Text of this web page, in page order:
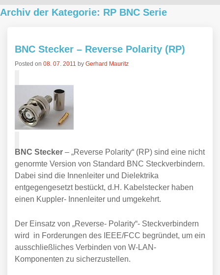
Archiv der Kategorie: RP BNC Serie
BNC Stecker – Reverse Polarity (RP)
Posted on 08. 07. 2011 by Gerhard Mauritz
BNC Stecker – „Reverse Polarity“ (RP) sind eine nicht
genormte Version von Standard BNC Steckverbindern.
Dabei sind die Innenleiter und Dielektrika
entgegengesetzt bestückt, d.H. Kabelstecker haben
einen Kuppler- Innenleiter und umgekehrt.
Der Einsatz von „Reverse- Polarity“- Steckverbindern
wird in Forderungen des IEEE/FCC begründet, um ein
ausschließliches Verbinden von W-LAN-
Komponenten zu sicherzustellen.